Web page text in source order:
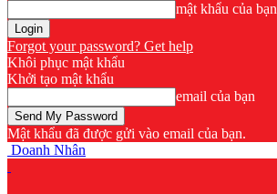
mật khẩu của bạn
Forgot your password? Get help
Khôi phục mật khẩu
Khởi tạo mật khẩu
email của bạn
Mật khẩu đã được gửi vào email của bạn.
Doanh Nhân